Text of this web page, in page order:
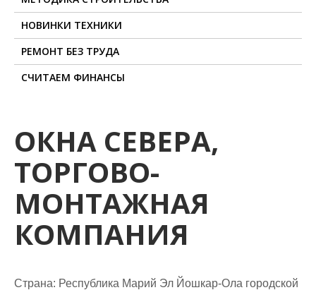
НОВИНКИ ТЕХНИКИ
РЕМОНТ БЕЗ ТРУДА
СЧИТАЕМ ФИНАНСЫ
ОКНА СЕВЕРА,
ТОРГОВО-
МОНТАЖНАЯ
КОМПАНИЯ
Страна: Республика Марий Эл Йошкар-Ола городской